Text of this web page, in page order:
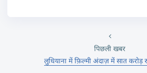
पिछली खबर
लुधियाना में फ़िल्मी अंदाज़ में सात करोड़